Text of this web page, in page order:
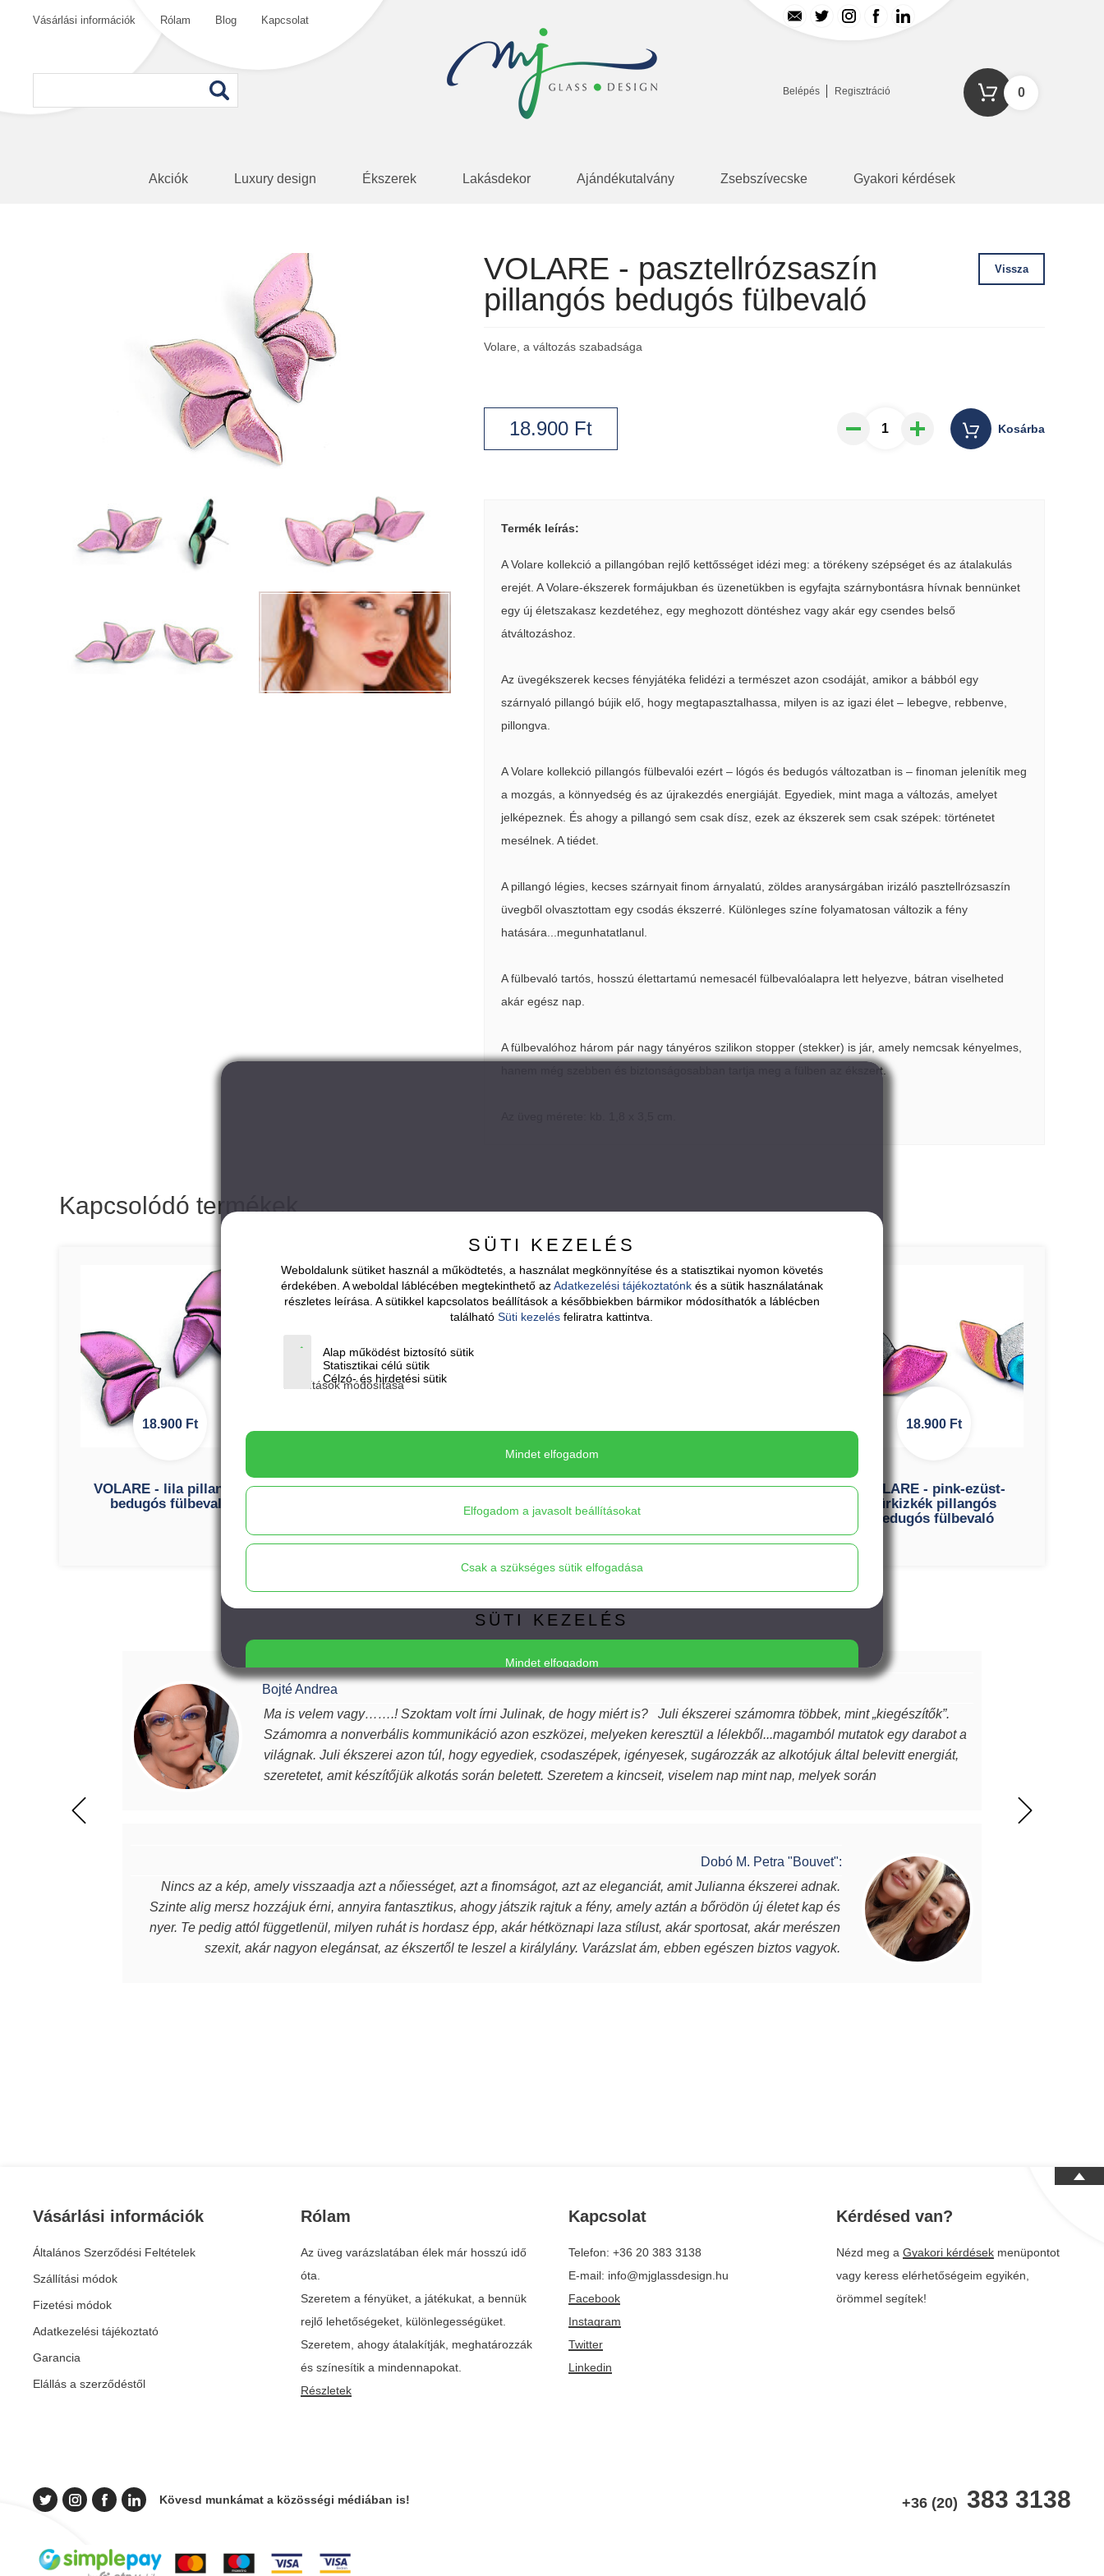
Vásárlási információk Rólam Blog Kapcsolat
Belépés Regisztráció 0
Akciók Luxury design Ékszerek Lakásdekor Ajándékutalvány Zsebszívecske Gyakori kérdések
Vissza
VOLARE - pasztellrózsaszín
pillangós bedugós fülbevaló
Volare, a változás szabadsága
18.900Ft Kosárba
Termék leírás:
A Volare kollekció a pillangóban rejlő kettősséget idézi meg: a törékeny szépséget és az átalakulás
erejét. A Volare-ékszerek formájukban és üzenetükben is egyfajta szárnybontásra hívnak bennünket
egy új életszakasz kezdetéhez, egy meghozott döntéshez vagy akár egy csendes belső
átváltozáshoz.
Az üvegékszerek kecses fényjátéka felidézi a természet azon csodáját, amikor a bábból egy
szárnyaló pillangó bújik elő, hogy megtapasztalhassa, milyen is az igazi élet – lebegve, rebbenve,
pillongva.
A Volare kollekció pillangós fülbevalói ezért – lógós és bedugós változatban is – finoman jelenítik meg
a mozgás, a könnyedség és az újrakezdés energiáját. Egyediek, mint maga a változás, amelyet
jelképeznek. És ahogy a pillangó sem csak dísz, ezek az ékszerek sem csak szépek: történetet
mesélnek. A tiédet.
A pillangó légies, kecses szárnyait finom árnyalatú, zöldes aranysárgában irizáló pasztellrózsaszín
üvegből olvasztottam egy csodás ékszerré. Különleges színe folyamatosan változik a fény
hatására...megunhatatlanul.
A fülbevaló tartós, hosszú élettartamú nemesacél fülbevalóalapra lett helyezve, bátran viselheted
akár egész nap.
A fülbevalóhoz három pár nagy tányéros szilikon stopper (stekker) is jár, amely nemcsak kényelmes,
hanem még szebben és biztonságosabban tartja meg a fülben az ékszert.
Kapcsolódó termékek
18.900 Ft
VOLARE - lila pillangós
bedugós fülbevaló
VOLARE - pink-
pasztellrózsaszín pillangós
bedugós fülbevaló
VOLARE -
pasztellrózsaszín-pink
színű, kétszárnyas
pillangós lógós fülbevaló
18.900 Ft
VOLARE - pink-ezüst-
türkizkék pillangós
bedugós fülbevaló
Bojté Andrea
Ma is velem vagy…….! Szoktam volt írni Julinak, de hogy miért is? Juli ékszerei számomra többek, mint „kiegészítők”.
Számomra a nonverbális kommunikáció azon eszközei, melyeken keresztül a lélekből...magamból mutatok egy darabot a
világnak. Juli ékszerei azon túl, hogy egyediek, csodaszépek, igényesek, sugározzák az alkotójuk által belevitt energiát,
szeretetet, amit készítőjük alkotás során beletett. Szeretem a kincseit, viselem nap mint nap, melyek során
Dobó M. Petra "Bouvet":
Nincs az a kép, amely visszaadja azt a nőiességet, azt a finomságot, azt az eleganciát, amit Julianna ékszerei adnak.
Szinte alig mersz hozzájuk érni, annyira fantasztikus, ahogy játszik rajtuk a fény, amely aztán a bőrödön új életet kap és
nyer. Te pedig attól függetlenül, milyen ruhát is hordasz épp, akár hétköznapi laza stílust, akár sportosat, akár merészen
szexit, akár nagyon elegánsat, az ékszertől te leszel a királylány. Varázslat ám, ebben egészen biztos vagyok.
Vásárlási információk
Általános Szerződési Feltételek
Szállítási módok
Fizetési módok
Adatkezelési tájékoztató
Garancia
Elállás a szerződéstől
Rólam
Az üveg varázslatában élek már hosszú idő
óta.
Szeretem a fényüket, a játékukat, a bennük
rejlő lehetőségeket, különlegességüket.
Szeretem, ahogy átalakítják, meghatározzák
és színesítik a mindennapokat.
Részletek
Kapcsolat
Telefon: +36 20 383 3138
E-mail: info@mjglassdesign.hu
Facebook
Instagram
Twitter
Linkedin
Kérdésed van?
Nézd meg a Gyakori kérdések menüpontot
vagy keress elérhetőségeim egyikén,
örömmel segítek!
Kövesd munkámat a közösségi médiában is! +36 (20) 383 3138
SÜTI KEZELÉS
Weboldalunk sütiket használ a működtetés, a használat megkönnyítése és a statisztikai nyomon követés
érdekében. A weboldal láblécében megtekinthető azAdatkezelési tájékoztatónkés a sütik használatának
részletes leírása. A sütikkel kapcsolatos beállítások a későbbiekben bármikor módosíthatók a láblécben
találhatóSüti kezelés feliratra kattintva.
Alap működést biztosító sütik
Statisztikai célú sütik
Célzó- és hirdetési sütik
Beállítások módosítása
Mindet elfogadom
Elfogadom a javasolt beállításokat
Csak a szükséges sütik elfogadása
SÜTI KEZELÉS
Mindet elfogadom
Elfogadom a javasolt beállításokat
Csak a szükséges sütik elfogadása